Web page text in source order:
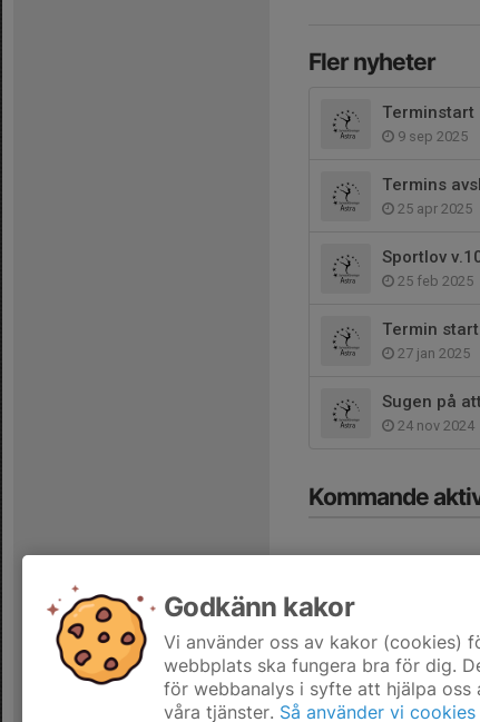
Fler nyheter
Terminstart
9 sep 2025
Termins
25 apr 2025
Sportlov
25 feb 2025
Termin start
27 jan 2025
Sugen på
24 nov 2024
Kommande
Hela kalendern
Godkänn kakor
Vi använder oss av kakor (cookies)
webbplats ska fungera bra för dig.
för webbanalys i syfte att hjälpa
våra tjänster. Så använder vi cookies